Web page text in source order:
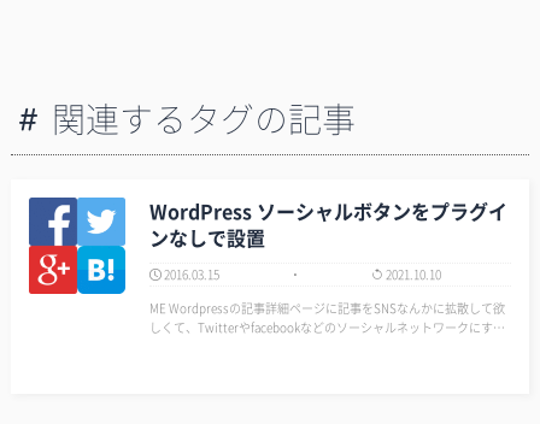
関連するタグの記事
WordPress ソーシャルボタンをプラグイ
ンなしで設置
2016.03.15
2021.10.10
ME Wordpressの記事詳細ページに記事をSNSなんかに拡散して欲
しくて、Twitterやfacebookなどのソーシャルネットワークにすぐ